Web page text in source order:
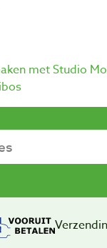
met Studio